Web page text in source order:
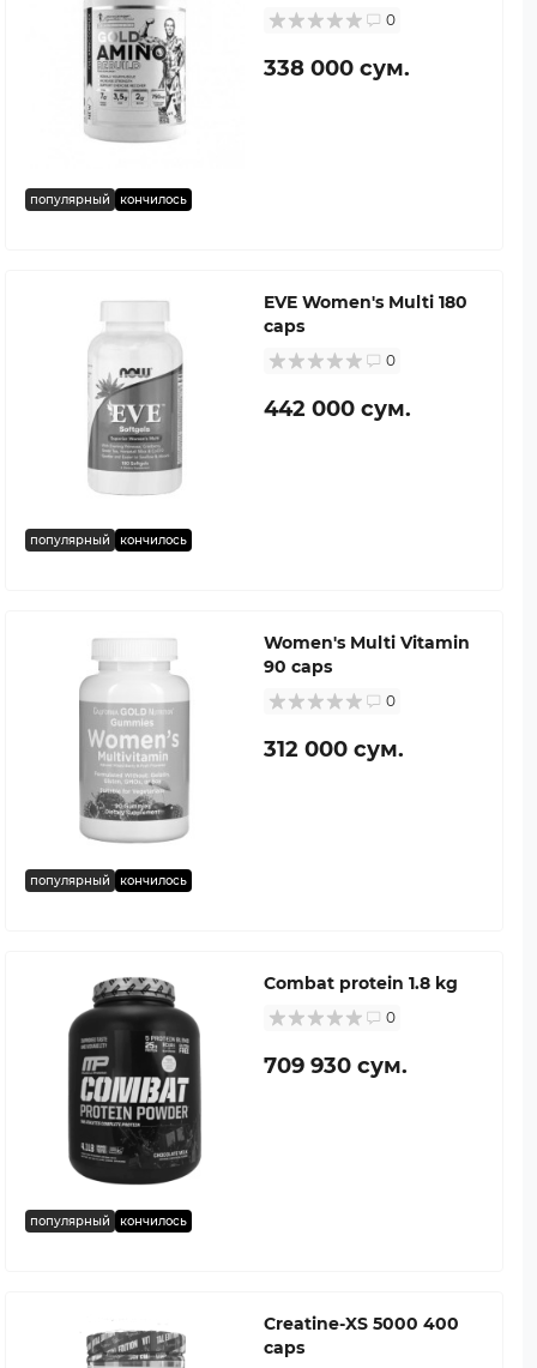
популярный кончилось
0
338 000 сум.
популярный кончилось
EVE Women's Multi 180
caps
0
442 000 сум.
популярный кончилось
Women's Multi Vitamin
90 caps
0
312 000 сум.
популярный кончилось
Combat protein 1.8 kg
0
709 930 сум.
Creatine-XS 5000 400
caps